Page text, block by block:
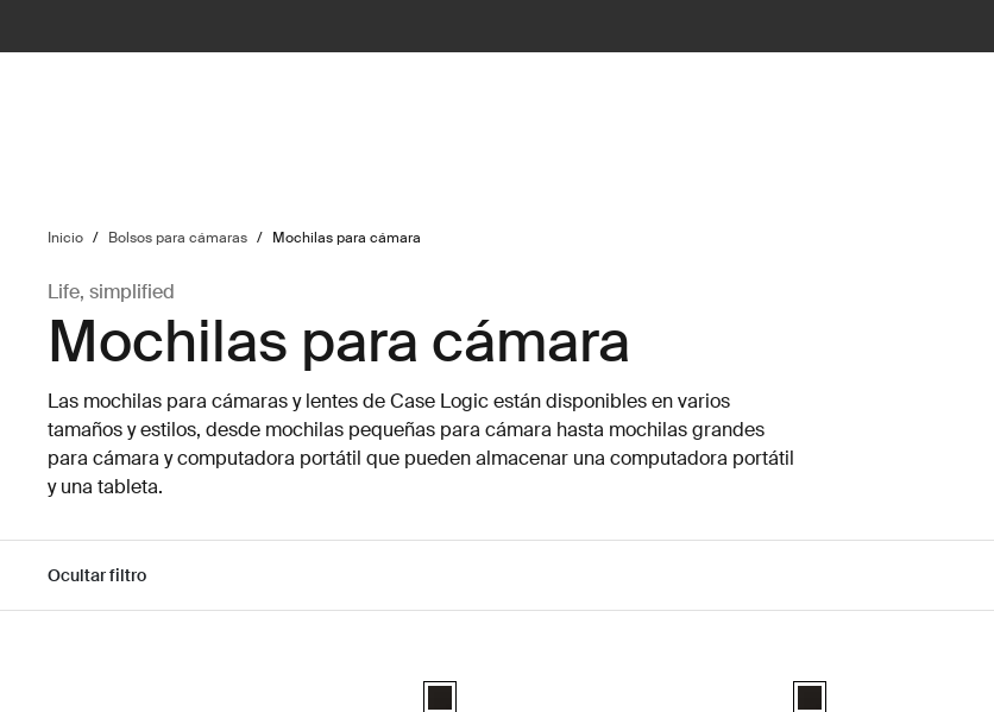
Inicio / Bolsos para cámaras / Mochilas para cámara
Life, simplified
Mochilas para cámara
Las mochilas para cámaras y lentes de Case Logic están disponibles en varios
tamaños y estilos, desde mochilas pequeñas para cámara hasta mochilas grandes
para cámara y computadora portátil que pueden almacenar una computadora portátil
y una tableta.
Ocultar filtro
Case Logic Viso Large Camera Backpack Negro (selected)Case Logic Viso Slim